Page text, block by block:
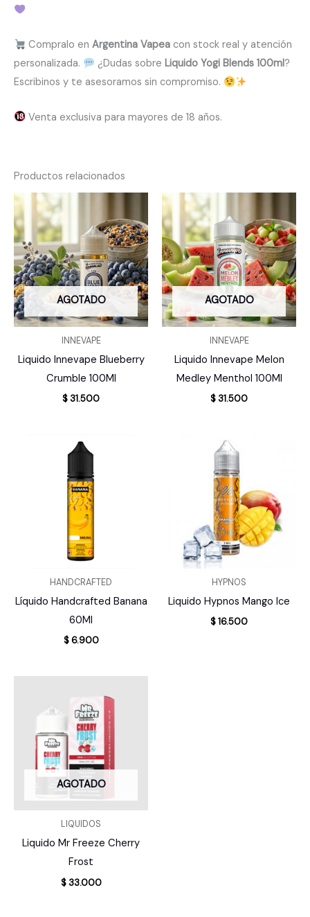
Compralo en Argentina Vapeacon stock real y atención
personalizada.
¿Dudas sobre Liquido Yogi Blends 100ml?
Escribinos y te asesoramos sin compromiso.
Venta exclusiva para mayores de 18 años.
Productos relacionados
AGOTADO
INNEVAPE
Liquido Innevape Blueberry
Crumble 100Ml
$ 31.500
AGOTADO
INNEVAPE
Liquido Innevape Melon
Medley Menthol 100Ml
$ 31.500
HANDCRAFTED
Líquido Handcrafted Banana
60Ml
$6.900
HYPNOS
Liquido Hypnos Mango Ice
$16.500
AGOTADO
LIQUIDOS
Liquido Mr Freeze Cherry
Frost
$33.000